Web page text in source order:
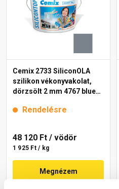
Cemix 2733 SiliconOLA
szilikon vékonyvakolat,
dörzsölt 2 mm 4767 blue
Rendelésre
48 120 Ft / vödör
1 925 Ft / kg
Megnézem